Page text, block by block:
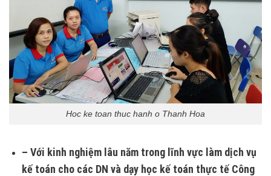
Hoc ke toan thuc hanh o Thanh Hoa
– Với kinh nghiệm lâu năm trong lĩnh vực làm dịch vụ
kế toán cho các DN và dạy học kế toán thực tếCông